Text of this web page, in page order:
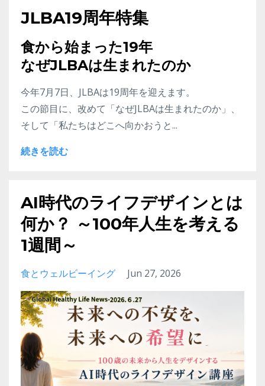
JLBA19周年特集
食から始まった19年
なぜJLBAは生まれたのか
今年7月7日、JLBAは19周年を迎えます。
この節目に、改めて「なぜJLBAは生まれたのか」、
そして「私たちはどこへ向かおうと...
続きを読む
AI時代のライフデザインとは
何か？ ～100年人生を考える
1週間～
食とウェルビーイング Jun 27, 2026